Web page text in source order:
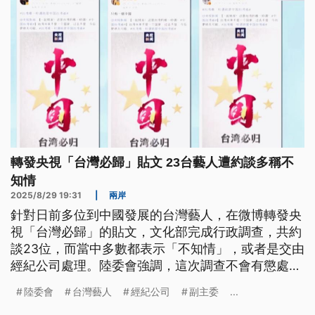
轉發央視「台灣必歸」貼文 23台藝人遭約談多稱不
知情
2025/8/29 19:31 兩岸
針對日前多位到中國發展的台灣藝人，在微博轉發央
視「台灣必歸」的貼文，文化部完成行政調查，共約
談23位，而當中多數都表示「不知情」，或者是交由
經紀公司處理。陸委會強調，這次調查不會有懲處，
陸委會 台灣藝人 經紀公司 副主委 ...